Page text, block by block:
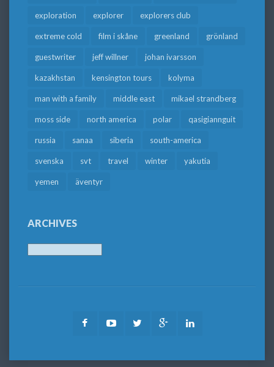
exploration explorer explorers club
extreme cold film i skåne greenland grönland
guestwriter jeff willner johan ivarsson
kazakhstan kensington tours kolyma
man with a family middle east mikael strandberg
moss side north america polar qasigiannguit
russia sanaa siberia south-america
svenska svt travel winter yakutia
yemen äventyr
ARCHIVES
FacebookYoutubeTwitter Google